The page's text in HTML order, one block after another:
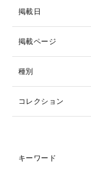
掲載日
掲載ページ
種別
コレクション
キーワード